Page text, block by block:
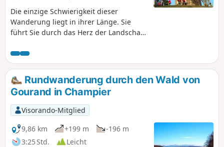
Die einzige Schwierigkeit dieser
Wanderung liegt in ihrer Länge. Sie
führt Sie durch das Herz der Landschaft
Ihnen Ausblicke auf die umliegenden
Gipfel: Chartreuse, Vercors, Monts du
Pilat, Monts du Lyonnais. Die beiden V
stehen für die Orte Vernondière und
Vernay.
Rundwanderung durch den Wald von
Gourand in Champier
Visorando-Mitglied
9,86 km
+199 m
-196 m
3:25 Std.
Leicht